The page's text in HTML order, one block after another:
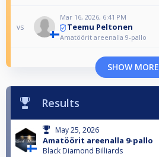
vs
Mar 16, 2026, 6:41 PM
Teemu Peltonen
Amatöörit areenalla 9-pallo
SHOW MORE
Results
May 25, 2026
Amatöörit areenalla 9-pallo
Black Diamond Billiards